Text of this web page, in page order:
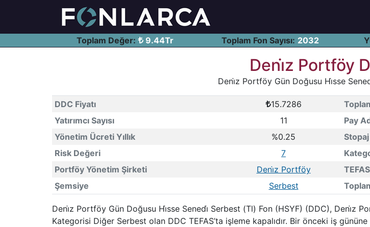
Toplam Değer: 9.44Tr Toplam Fon Sayısı: 2032
Deni̇z Portföy
Deni̇z Portföy Gün Doğusu Hi̇sse
DDC Fiyatı 15.7286
Yatırımcı Sayısı
11 Pay
Yönetim Ücreti Yıllık
%0.25 Stopaj
Risk Değeri
7
Portföy Yönetim Şirketi
Deni̇z Portföy
Şemsiye
Serbest
Deni̇z Portföy Gün Doğusu Hi̇sse Senedi̇ Serbest (Tl) Fon (HSYF) (DDC), Deni̇z
Kategorisi Diğer Serbest olan DDC TEFAS’ta işleme kapalıdır. Bir önceki iş